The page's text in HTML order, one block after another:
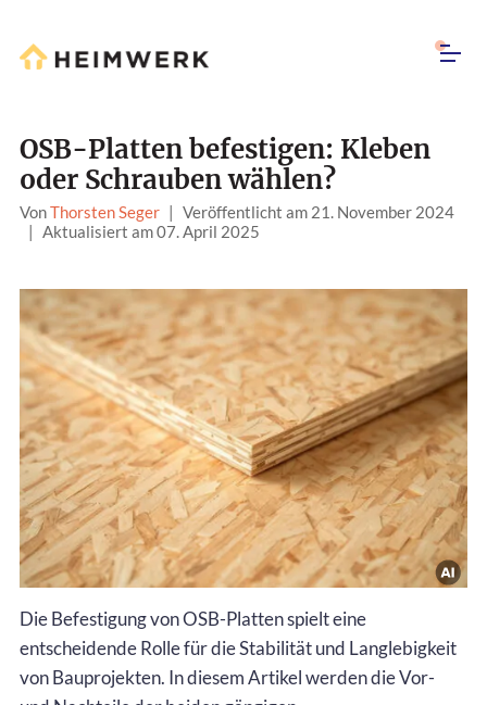
OSB-Platten befestigen: Kleben
oder Schrauben wählen?
VonThorsten Seger | Veröffentlicht am 21. November 2024
| Aktualisiert am 07. April 2025
Die Befestigung von OSB-Platten spielt eine
entscheidende Rolle für die Stabilität und Langlebigkeit
von Bauprojekten. In diesem Artikel werden die Vor-